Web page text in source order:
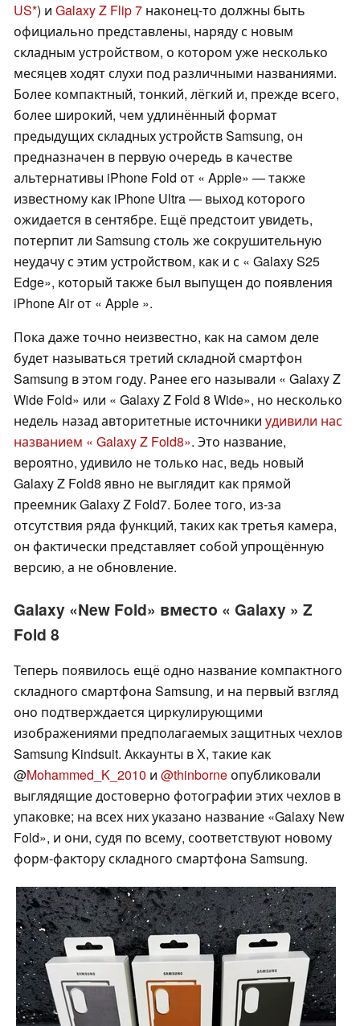
US ) и Galaxy Z Flip 7 наконец-то должны быть
официально представлены, наряду с новым
складным устройством, о котором уже несколько
месяцев ходят слухи под различными названиями.
Более компактный, тонкий, лёгкий и, прежде всего,
более широкий, чем удлинённый формат
предыдущих складных устройств Samsung, он
предназначен в первую очередь в качестве
альтернативы iPhone Fold от « Apple» — также
известному как iPhone Ultra — выход которого
ожидается в сентябре. Ещё предстоит увидеть,
потерпит ли Samsung столь же сокрушительную
неудачу с этим устройством, как и с « Galaxy S25
Edge», который также был выпущен до появления
iPhone Air от « Apple ».
Пока даже точно неизвестно, как на самом деле
будет называться третий складной смартфон
Samsung в этом году. Ранее его называли « Galaxy Z
Wide Fold» или « Galaxy Z Fold 8 Wide», но несколько
недель назад авторитетные источники удивили нас
названием « Galaxy Z Fold8». Это название,
вероятно, удивило не только нас, ведь новый
Galaxy Z Fold8 явно не выглядит как прямой
преемник Galaxy Z Fold7. Более того, из-за
отсутствия ряда функций, таких как третья камера,
он фактически представляет собой упрощённую
версию, а не обновление.
Galaxy «New Fold» вместо « Galaxy » Z
Fold 8
Теперь появилось ещё одно название компактного
складного смартфона Samsung, и на первый взгляд
оно подтверждается циркулирующими
изображениями предполагаемых защитных чехлов
Samsung Kindsuit. Аккаунты в X, такие как
@Mohammed_K_2010 и @thinborneопубликовали
выглядящие достоверно фотографии этих чехлов в
упаковке; на всех них указано название «Galaxy New
Fold», и они, судя по всему, соответствуют новому
форм-фактору складного смартфона Samsung.